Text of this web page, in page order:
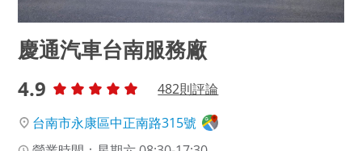
慶通汽車台南服務廠
4.9 482則評論
台南市永康區中正南路315號